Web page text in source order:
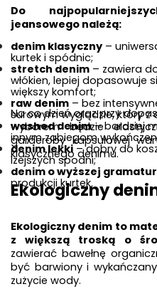
Do
jeansowego należą:
denim klasyczny –
kurtek i spódnic;
stretch denim – zawiera
włókien, lepiej dopasowuje
większy komfort;
raw denim – bez
surowym wyglądzie, który
washed denim – bardziej
innym zabiegom
denim lekki – dobry do
lżejszych spodni;
denim o wyższej
produkcji kurtek.
Na co dzień oraz przy
wyborem będzie
garderoby kapsułowej
klasycznego denimu.
Ekologiczny
Ekologiczny denim to
z większą troską o
zawierać bawełnę
być barwiony i
zużycie wody.